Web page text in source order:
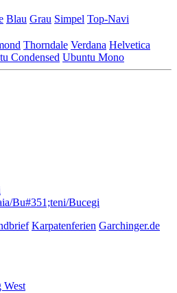
Blau Grau Simpel Top-Navi
Thorndale Verdana Helvetica
Condensed Ubuntu Mono
Bu#351;teni/Bucegi
Karpatenferien Garchinger.de
West